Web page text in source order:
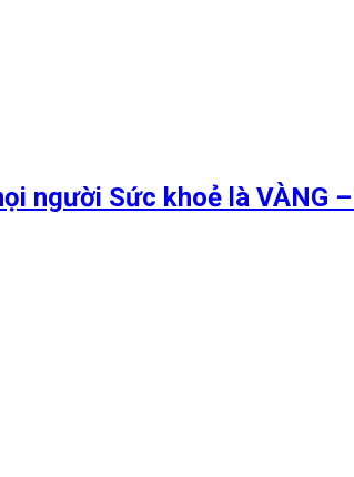
người Sức khoẻ là VÀNG